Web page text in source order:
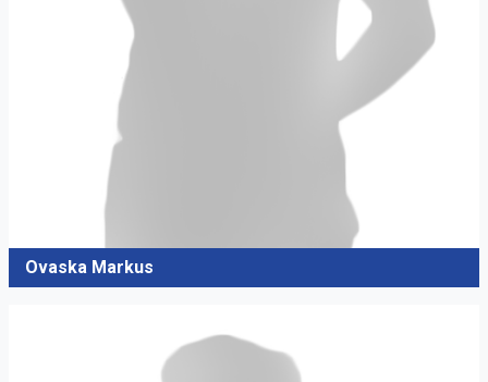
Ovaska Markus